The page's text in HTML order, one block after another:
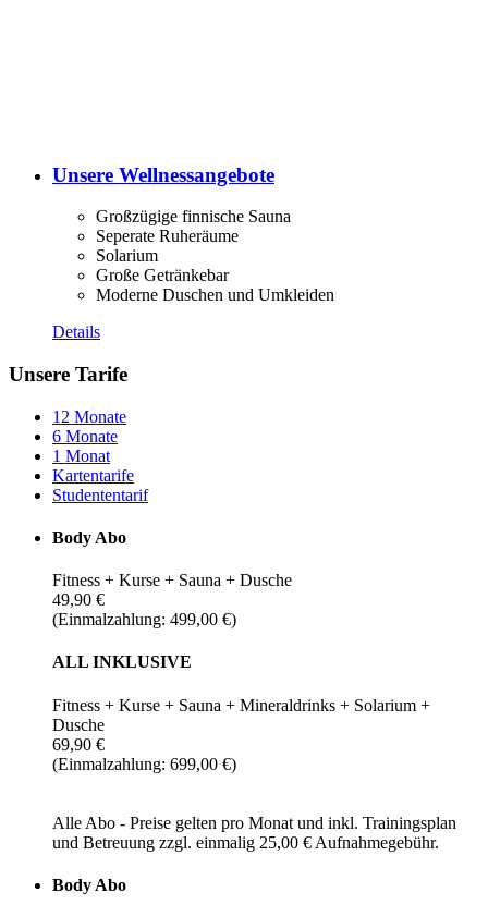
Unsere Wellnessangebote
Großzügige finnische Sauna
Seperate Ruheräume
Solarium
Große Getränkebar
Moderne Duschen und Umkleiden
Details
Unsere Tarife
12 Monate
6 Monate
1 Monat
Kartentarife
Studententarif
Body Abo
Fitness + Kurse + Sauna + Dusche
49,90 €
(Einmalzahlung: 499,00 €)
ALL INKLUSIVE
Fitness + Kurse + Sauna + Mineraldrinks + Solarium +
Dusche
69,90 €
(Einmalzahlung: 699,00 €)
Alle Abo - Preise gelten pro Monat und inkl. Trainingsplan
und Betreuung zzgl. einmalig 25,00 € Aufnahmegebühr.
Body Abo